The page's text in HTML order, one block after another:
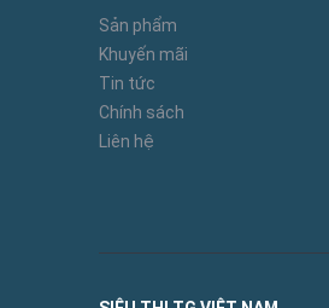
Sản phẩm
Khuyến mãi
Tin tức
Chính sách
Liên hệ